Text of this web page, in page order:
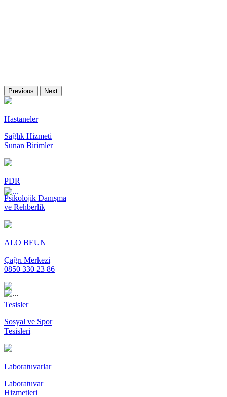
Previous Next
Hastaneler
Sağlık Hizmeti
Sunan Birimler
PDR
Psikolojik Danışma
ve Rehberlik
ALO BEUN
Çağrı Merkezi
0850 330 23 86
Tesisler
Sosyal ve Spor
Tesisleri
Laboratuvarlar
Laboratuvar
Hizmetleri